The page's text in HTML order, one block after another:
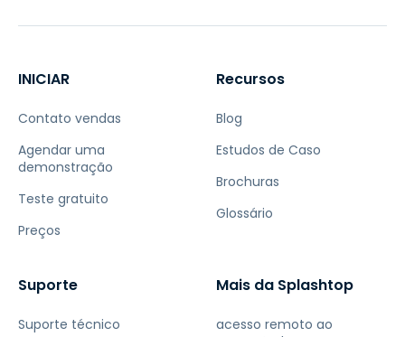
INICIAR
Contato vendas
Agendar uma
demonstração
Teste gratuito
Preços
Recursos
Blog
Estudos de Caso
Brochuras
Glossário
Suporte
Suporte técnico
Mais da Splashtop
acesso remoto ao